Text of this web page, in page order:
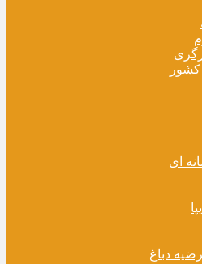
کشور
ای
دباغ